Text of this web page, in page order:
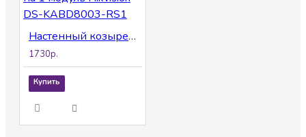
Настенный козырек на 1 модуль Hikvision DS-KABD8003-RS1
1730р.
Купить